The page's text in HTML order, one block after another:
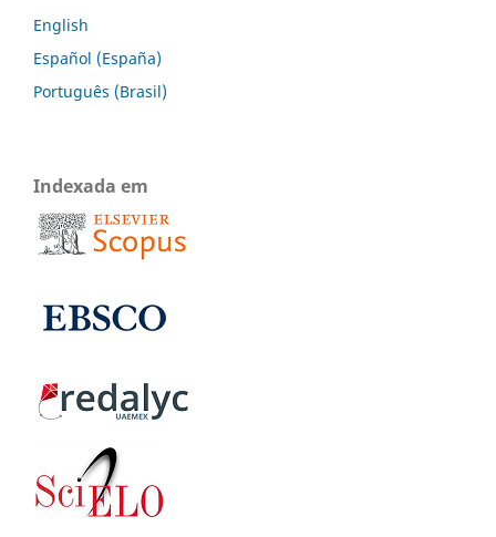
English
Español (España)
Português (Brasil)
Indexada em